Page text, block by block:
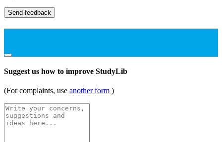
Send feedback
Suggest us how to improve StudyLib
(For complaints, use another form )